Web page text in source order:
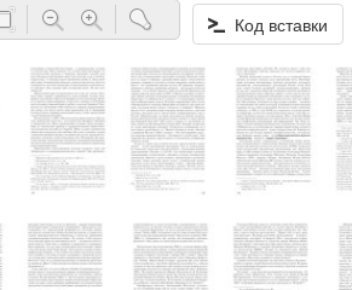
Код вставки